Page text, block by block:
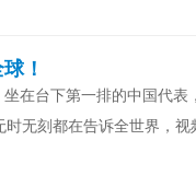
！
在台下第一排的中国代表
无刻都在告诉全世界，视